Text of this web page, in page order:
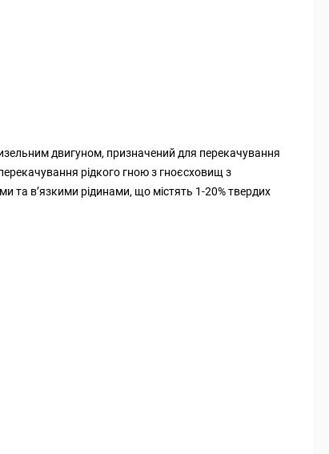
двигуном, призначений для перекачування
рідкого гною з гноєсховищ з
в’язкими рідинами, що містять 1-20% твердих